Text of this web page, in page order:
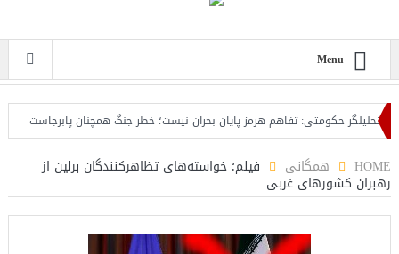
Menu
حکومتی: تفاهم هرمز پایان بحران نیست؛ خطر جنگ همچنان پابرجاست ایران؛
HOME همگانی فیلم؛ خواسته‌های تظاهرکنندگان برلین از
رهبران کشورهای غربی